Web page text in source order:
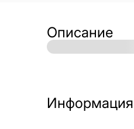
Описание
Информация